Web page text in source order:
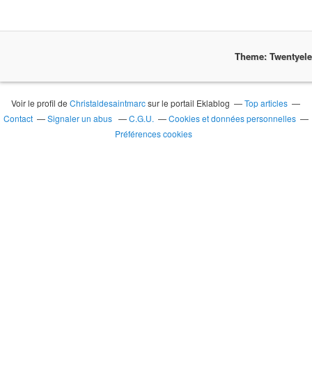
Theme:
Voir le profil deChristaldesaintmarcsur le portail Eklablog
Top articles
Contact
Signaler un abus C.G.U.
Cookies et données personnelles
Préférences cookies